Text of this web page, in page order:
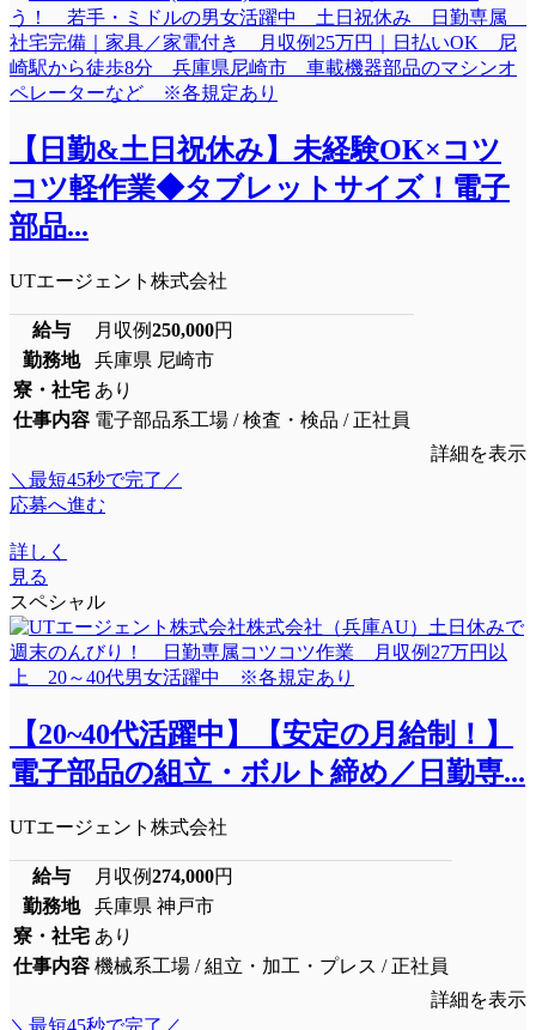
【日勤&土日祝休み】未経験OK×コツ
コツ軽作業◆タブレットサイズ！電子
部品...
UTエージェント株式会社
給与 月収例250,000円
勤務地
兵庫県 尼崎市
寮・社宅 あり
仕事内容 電子部品系工場 / 検査・検品 / 正社員
詳細を表示
＼最短45秒で完了／
応募へ進む
詳しく
見る
スペシャル
【20~40代活躍中】【安定の月給制！】
電子部品の組立・ボルト締め／日勤専...
UTエージェント株式会社
給与 月収例274,000円
勤務地
兵庫県 神戸市
寮・社宅 あり
仕事内容 機械系工場 / 組立・加工・プレス / 正社員
詳細を表示
＼最短45秒で完了／